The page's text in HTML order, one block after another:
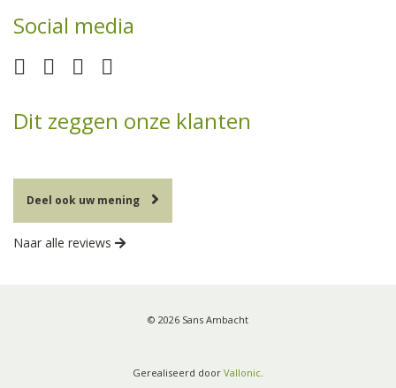
Social media
Dit zeggen onze klanten
Deel ook uw mening
Naar alle reviews
© 2026 Sans Ambacht
Gerealiseerd door Vallonic